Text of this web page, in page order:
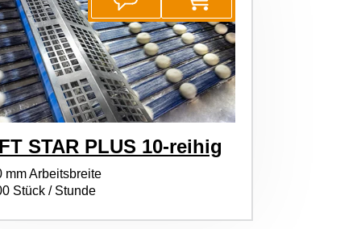
STAR PLUS 10-reihig
mm Arbeitsbreite
Stück / Stunde